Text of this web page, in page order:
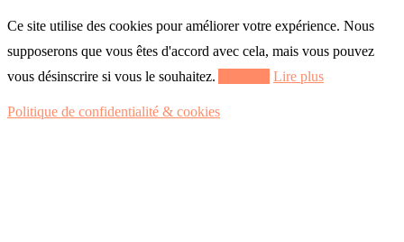
Ce site utilise des cookies pour améliorer votre expérience. Nous
supposerons que vous êtes d'accord avec cela, mais vous pouvez
vous désinscrire si vous le souhaitez.
Lire plus
Politique de confidentialité & cookies